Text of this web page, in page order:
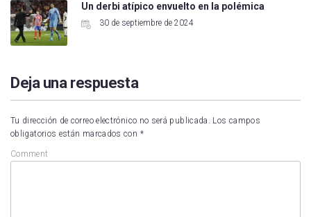
Un derbi atípico envuelto en la polémica
30 de septiembre de 2024
Deja una respuesta
Tu dirección de correo electrónico no será publicada.
Los campos
obligatorios están marcados con *
Comment